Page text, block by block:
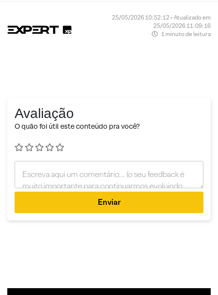
25/05/2026 10:52:12 • Atualizado em
25/05/2026 11:09:16
1 minuto de leitura
Avaliação
O quão foi útil este conteúdo pra você?
Enviar